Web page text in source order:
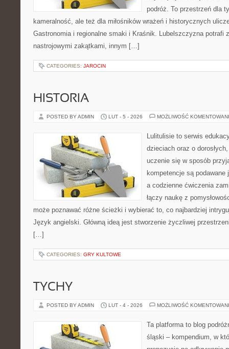
podróż. To przestrzeń dla
kameralność, ale też dla miłośników wrażeń i historycznych
Gastronomia i regionalne smaki i Kraśnik. Lubelszczyzna potrafi
nastrojowymi zakątkami, innym […]
CATEGORIES: JAROCIN
HISTORIA
POSTED BY ADMIN LUT - 5 - 2026 MOŻLIWOŚĆ
Lulitulisie to serwis
dzieciach oraz o
uczenie się w sposób
kompetencje są
a codzienne ćwiczenia
łączy naukę z
może poznawać różne ścieżki i wybierać to, co najbardziej
Język angielski. Główną ideą jest stworzenie życzliwej
[…]
CATEGORIES: GRY KULTOWE
TYCHY
POSTED BY ADMIN LUT - 4 - 2026 MOŻLIWOŚĆ
Ta platforma to blog
śląski – kompendium, w